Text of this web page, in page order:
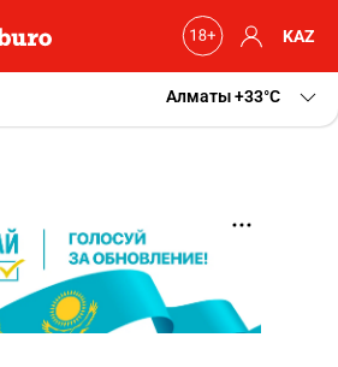
KAZ
Алматы+33 C